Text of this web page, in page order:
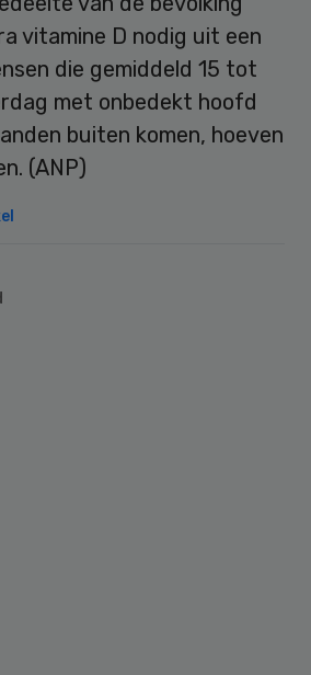
vitamine D nodig uit een
die gemiddeld 15 tot
met onbedekt hoofd
buiten komen, hoeven
(ANP)